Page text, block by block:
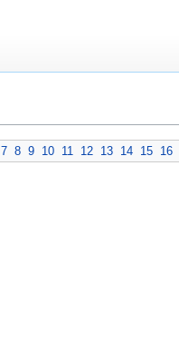
7 8 9 10 11 12 13 14 15 16